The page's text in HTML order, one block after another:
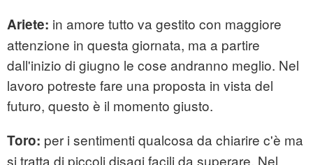
Ariete: in amore tutto va gestito con maggiore
attenzione in questa giornata, ma a partire
dall'inizio di giugno le cose andranno meglio. Nel
lavoro potreste fare una proposta in vista del
futuro, questo è il momento giusto.
Toro: per i sentimenti qualcosa da chiarire c'è ma
si tratta di piccoli disagi facili da superare. Nel